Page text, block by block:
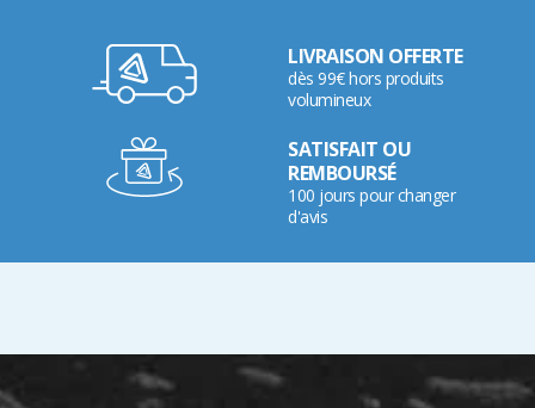
LIVRAISON OFFERTE
dès 99€ hors produits
volumineux
SATISFAIT OU
REMBOURSÉ
100 jours pour changer
d'avis